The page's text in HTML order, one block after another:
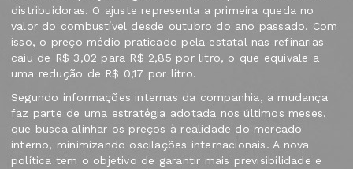
distribuidoras. O ajuste representa a primeira queda no
valor do combustível desde outubro do ano passado. Com
isso, o preço médio praticado pela estatal nas refinarias
caiu de R$ 3,02 para R$ 2,85 por litro, o que equivale a
uma redução de R$ 0,17 por litro.
Segundo informações internas da companhia, a mudança
faz parte de uma estratégia adotada nos últimos meses,
que busca alinhar os preços à realidade do mercado
interno, minimizando oscilações internacionais. A nova
política tem o objetivo de garantir mais previsibilidade e